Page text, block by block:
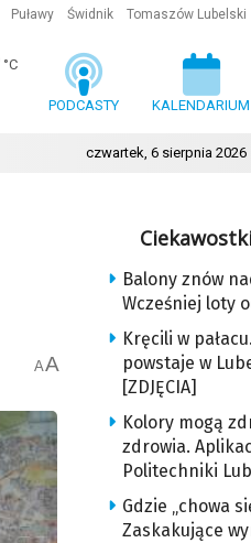
Puławy Świdnik Tomaszów Lubelski
°C
PODCASTY KALENDARIUM
czwartek, 6 sierpnia 2026
AA
Balony znów
Wcześniej loty
Kręcili w
powstaje w
[ZDJĘCIA]
Kolory mogą
zdrowia.
Politechniki
Gdzie „chowa
Zaskakujące